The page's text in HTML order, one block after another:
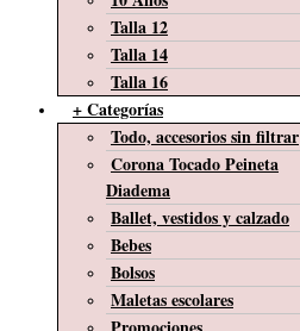
Talla 12
Talla 14
Talla 16
+ Categorías
Todo, accesorios sin filtrar
Corona Tocado Peineta
Diadema
Ballet, vestidos y calzado
Bebes
Bolsos
Maletas escolares